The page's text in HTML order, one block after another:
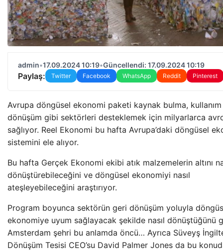
admin•17.09.2024 10:19•Güncellendi: 17.09.2024 10:19
Paylaş: Twitter Facebook WhatsApp Reddit Pinterest
Avrupa döngüsel ekonomi paketi kaynak bulma,
dönüşüm gibi sektörleri desteklemek için milyarlarca
sağlıyor. Reel Ekonomi bu hafta Avrupa’daki döngüsel
sistemini ele alıyor.
Bu hafta Gerçek Ekonomi ekibi atık malzemelerin altını
dönüştürebileceğini ve döngüsel ekonomiyi nasıl
ateşleyebileceğini araştırıyor.
Program boyunca sektörün geri dönüşüm yoluyla
ekonomiye uyum sağlayacak şekilde nasıl dönüştüğünü
Amsterdam şehri bu anlamda öncü… Ayrıca Süveyş
Dönüşüm Tesisi CEO’su David Palmer Jones da bu